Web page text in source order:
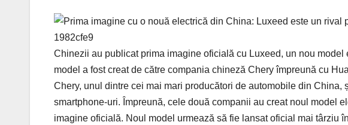
Chinezii au publicat prima imagine oficială cu Luxeed, un nou model
model a fost creat de către compania chineză Chery împreună cu
Chery, unul dintre cei mai mari producători de automobile din
smartphone-uri. Împreună, cele două companii au creat noul model
imagine oficială. Noul model urmează să fie lansat oficial mai târziu